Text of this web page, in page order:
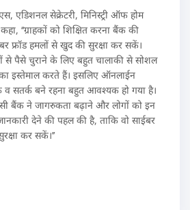
एडिशनल सेक्रेटरी, मिनिस्ट्री ऑफ होम
‘‘ग्राहकों को शिक्षित करना बैंक की
फ्रॉड हमलों से खुद की सुरक्षा कर सकें।
से पैसे चुराने के लिए बहुत चालाकी से सोशल
इस्तेमाल करते हैं। इसलिए ऑनलाईन
सतर्क बने रहना बहुत आवश्यक हो गया है।
बैंक ने जागरुकता बढ़ाने और लोगों को इन
देने की पहल की है, ताकि वो साईबर
कर सकें।’’